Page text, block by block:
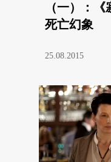
（一）：
死亡幻象
25.08.2015